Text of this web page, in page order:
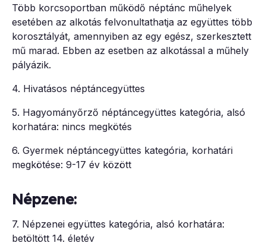
Több korcsoportban működő néptánc műhelyek
esetében az alkotás felvonultathatja az együttes több
korosztályát, amennyiben az egy egész, szerkesztett
mű marad. Ebben az esetben az alkotással a műhely
pályázik.
4. Hivatásos néptáncegyüttes
5. Hagyományőrző néptáncegyüttes kategória, alsó
korhatára: nincs megkötés
6. Gyermek néptáncegyüttes kategória, korhatári
megkötése: 9-17 év között
Népzene:
7. Népzenei együttes kategória, alsó korhatára:
betöltött 14. életév